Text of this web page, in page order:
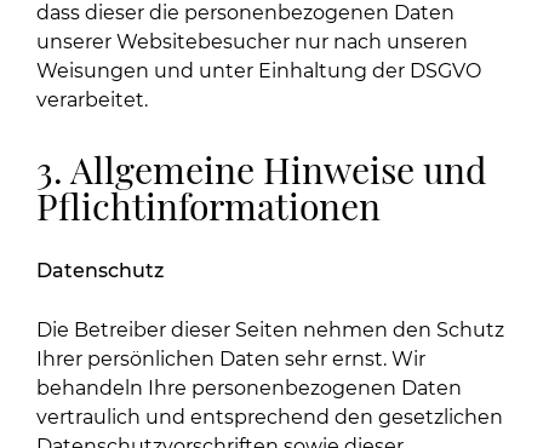
dass dieser die personenbezogenen Daten
unserer Websitebesucher nur nach unseren
Weisungen und unter Einhaltung der DSGVO
verarbeitet.
3. Allgemeine Hinweise und
Pflicht­informationen
Datenschutz
Die Betreiber dieser Seiten nehmen den Schutz
Ihrer persönlichen Daten sehr ernst. Wir
behandeln Ihre personenbezogenen Daten
vertraulich und entsprechend den gesetzlichen